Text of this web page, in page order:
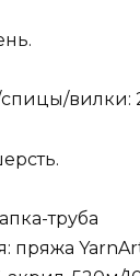
вилки:
труба
пряжа